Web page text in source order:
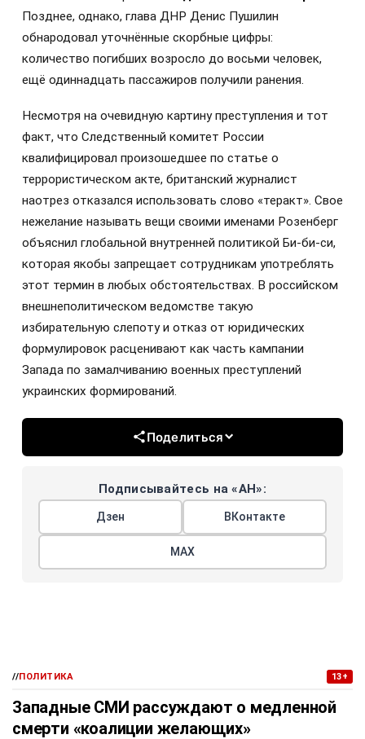
Позднее, однако, глава ДНР Денис Пушилин
обнародовал уточнённые скорбные цифры:
количество погибших возросло до восьми человек,
ещё одиннадцать пассажиров получили ранения.
Несмотря на очевидную картину преступления и тот
факт, что Следственный комитет России
квалифицировал произошедшее по статье о
террористическом акте, британский журналист
наотрез отказался использовать слово «теракт». Свое
нежелание называть вещи своими именами Розенберг
объяснил глобальной внутренней политикой Би-би-си,
которая якобы запрещает сотрудникам употреблять
этот термин в любых обстоятельствах. В российском
внешнеполитическом ведомстве такую
избирательную слепоту и отказ от юридических
формулировок расценивают как часть кампании
Запада по замалчиванию военных преступлений
украинских формирований.
Поделиться
Подписывайтесь на «АН»:
Дзен ВКонтакте
МАХ
//ПОЛИТИКА 13+
Западные СМИ рассуждают о медленной
смерти «коалиции желающих»